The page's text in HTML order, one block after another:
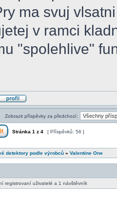
ma svuj
v ramci
"spolehlive"
Zobrazit příspěvky za předchozí:
Stránka 1 z 4 [ Příspěvků: 56 ]
detektory podle výrobců » Valentine One
registrovaní uživatelé a 1 návštěvník